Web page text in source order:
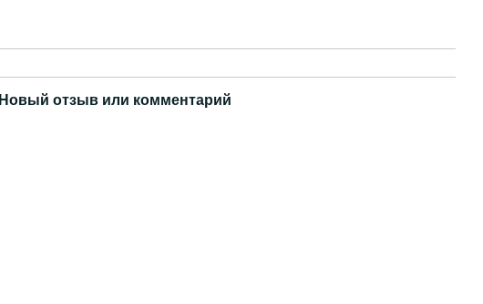
Новый отзыв или комментарий